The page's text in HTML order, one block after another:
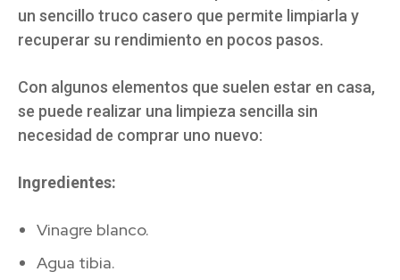
un sencillo truco casero que permite limpiarla y
recuperar su rendimiento en pocos pasos.
Con algunos elementos que suelen estar en casa,
se puede realizar una limpieza sencilla sin
necesidad de comprar uno nuevo:
Ingredientes:
Vinagre blanco.
Agua tibia.